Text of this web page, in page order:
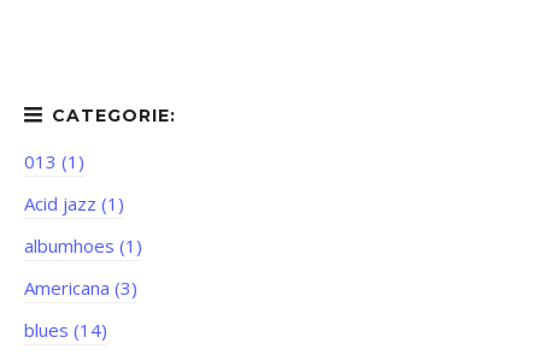
013 (1)
Acid jazz (1)
albumhoes (1)
Americana (3)
blues (14)